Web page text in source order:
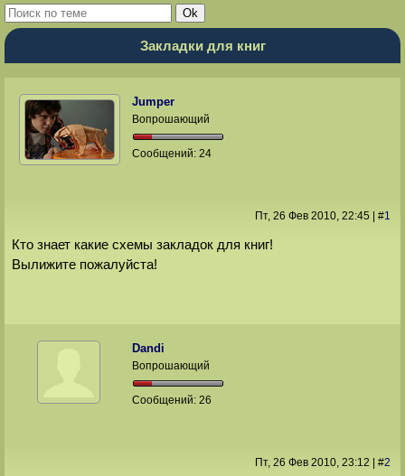
Закладки для книг
Jumper
Вопрошающий
Сообщений:24
Пт, 26 Фев 2010, 22:45 #1
Кто знает какие схемы закладок для книг!
Вылижите пожалуйста!
Dandi
Вопрошающий
Сообщений:26
Пт, 26 Фев 2010, 23:12 #2